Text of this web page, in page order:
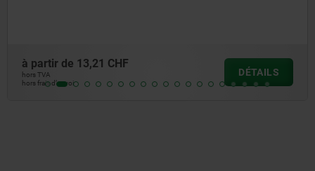
à partir de 31,87 CHF
hors TVA
hors frais d’envoi
DÉTAILS